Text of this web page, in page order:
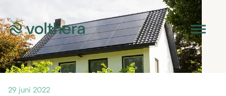
29 juni 2022